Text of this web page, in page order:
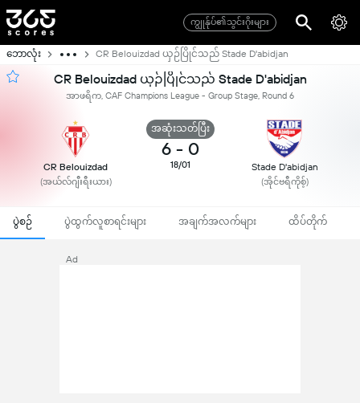
ကျွုန်ုပ်၏သွင်းဂိုးများ
ဘောလုံး CR Belouizdad ယှဉ်ပြိုင်သည် Stade D'abidjan
CR Belouizdad ယှဉ်ပြိုင်သည် Stade D'abidjan
အာဖရိက, CAF Champions League - Group Stage, Round 6
CR Belouizdad
(အယ်လ်ဂျီးရီးယား)
အဆုံးသတ်ပြီး
6 - 0
18/01 Stade D'abidjan
(အိုင်ဗရီကိုစ့်)
ပွဲစဉ် ပွဲထွက်လူစာရင်းများ အချက်အလက်များ ထိပ်တိုက်
Ad